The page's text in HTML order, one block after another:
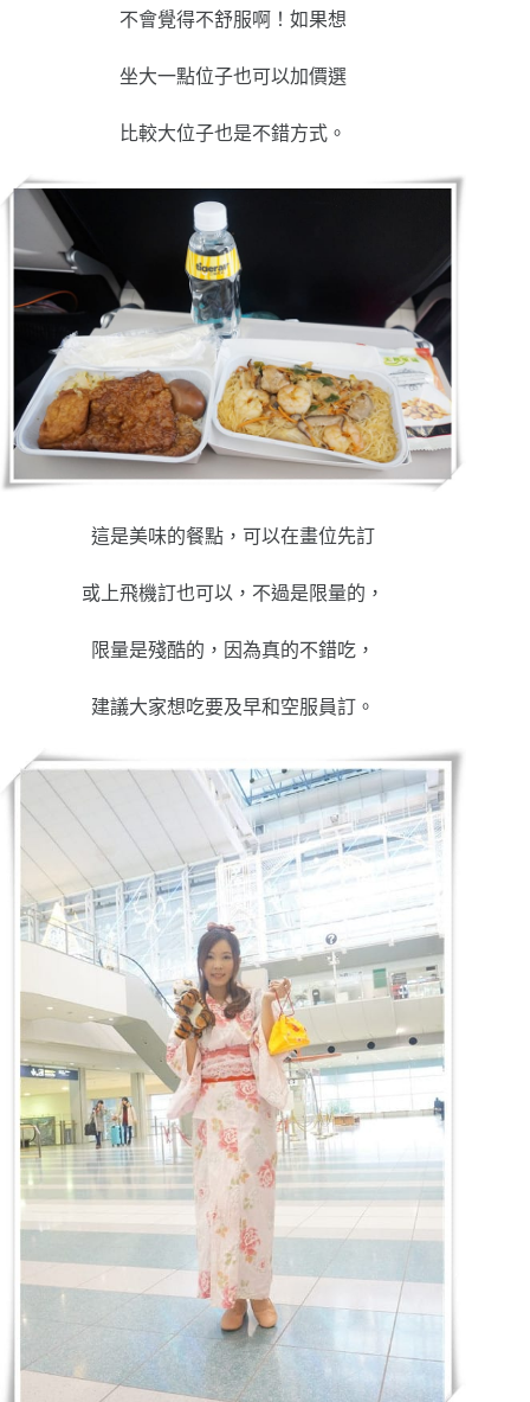
不會覺得不舒服啊！如果想
坐大一點位子也可以加價選
比較大位子也是不錯方式。
這是美味的餐點，可以在畫位先訂
或上飛機訂也可以，不過是限量的，
限量是殘酷的，因為真的不錯吃，
建議大家想吃要及早和空服員訂。